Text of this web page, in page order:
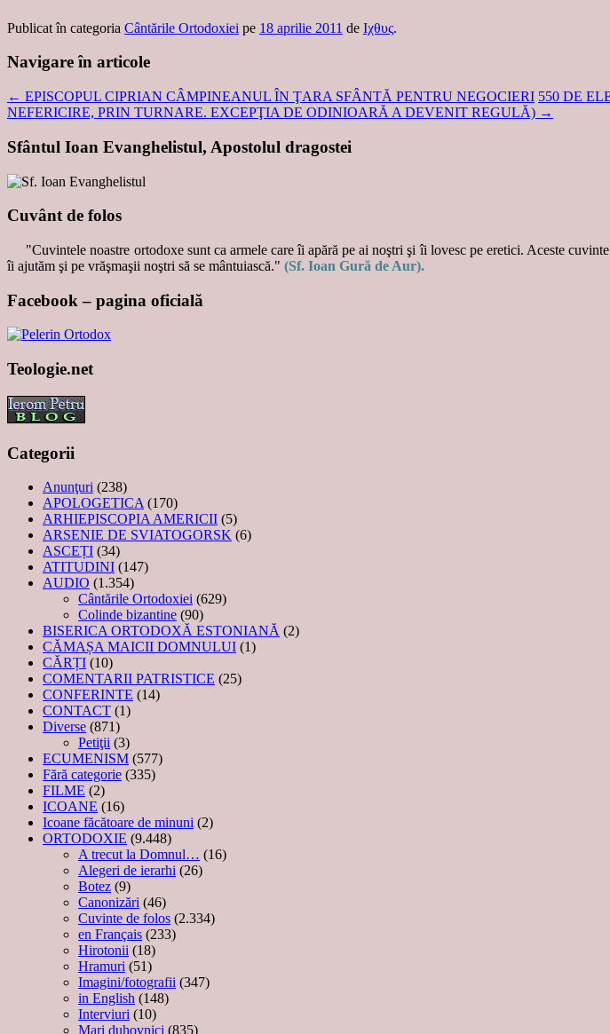
Publicat în categoria Cântările Ortodoxiei pe 18 aprilie 2011 de Ιχθυς.
Navigare în articole
← EPISCOPUL CIPRIAN CÂMPINEANUL ÎN ŢARA SFÂNTĂ PENTRU NEGOCIERI 550 DE
NEFERICIRE, PRIN TURNARE. EXCEPŢIA DE ODINIOARĂ A DEVENIT REGULĂ) →
Sfântul Ioan Evanghelistul, Apostolul dragostei
Cuvânt de folos
"Cuvintele noastre ortodoxe sunt ca armele care îi apără pe ai noştri şi îi lovesc pe eretici. Aceste
îi ajutăm şi pe vrăşmaşii noştri să se mântuiască." (Sf. Ioan Gură de Aur).
Facebook – pagina oficială
Teologie.net
Categorii
Anunţuri (238)
APOLOGETICA (170)
ARHIEPISCOPIA AMERICII (5)
ARSENIE DE SVIATOGORSK (6)
ASCEȚI (34)
ATITUDINI (147)
AUDIO (1.354)
Cântările Ortodoxiei (629)
Colinde bizantine (90)
BISERICA ORTODOXĂ ESTONIANĂ (2)
CĂMAȘA MAICII DOMNULUI (1)
CĂRȚI (10)
COMENTARII PATRISTICE (25)
CONFERINTE (14)
CONTACT (1)
Diverse (871)
Petiţii (3)
ECUMENISM (577)
Fără categorie (335)
FILME (2)
ICOANE (16)
Icoane făcătoare de minuni (2)
ORTODOXIE (9.448)
A trecut la Domnul… (16)
Alegeri de ierarhi (26)
Botez (9)
Canonizări (46)
Cuvinte de folos (2.334)
en Français (233)
Hirotonii (18)
Hramuri (51)
Imagini/fotografii (347)
in English (148)
Interviuri (10)
Mari duhovnici (835)